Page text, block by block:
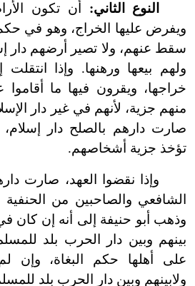
النوع الثاني: أن تكون
ويفرض عليها الخراج، وهو في
سقط عنهم، ولا تصير أرضهم دار
ولهم بيعها ورهنها. وإذا
خراجها، ويقرون فيها ما
منهم جزية، لأنهم في غير دار
صارت دارهم بالصلح دار
تؤخذ جزية أشخاصهم.
وإذا نقضوا العهد، صارت
الشافعي والصاحبين من
وذهب أبو حنيفة إلى أنه إن كان
بينهم وبين دار الحرب بلد
على أهلها حكم البغاة، وإن
ولابينهم وبين دار الحرب بلد